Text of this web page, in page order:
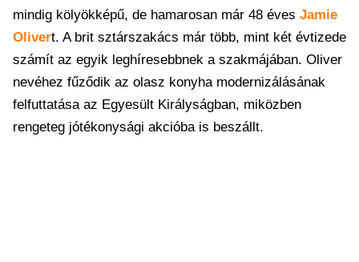
mindig kölyökképű, de hamarosan már 48 éves Jamie
Olivert. A brit sztárszakács már több, mint két évtizede
számít az egyik leghíresebbnek a szakmájában. Oliver
nevéhez fűződik az olasz konyha modernizálásának
felfuttatása az Egyesült Királyságban, miközben
rengeteg jótékonysági akcióba is beszállt.